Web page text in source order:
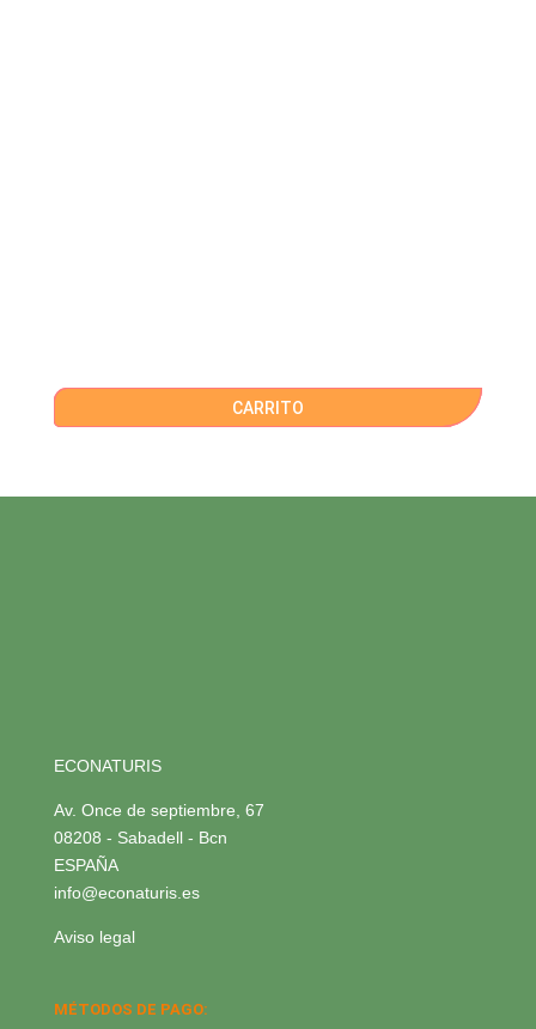
CARRITO
ECONATURIS
Av. Once de septiembre, 67
08208 - Sabadell - Bcn
ESPAÑA
info@econaturis.es
Aviso legal
MÉTODOS DE PAGO: